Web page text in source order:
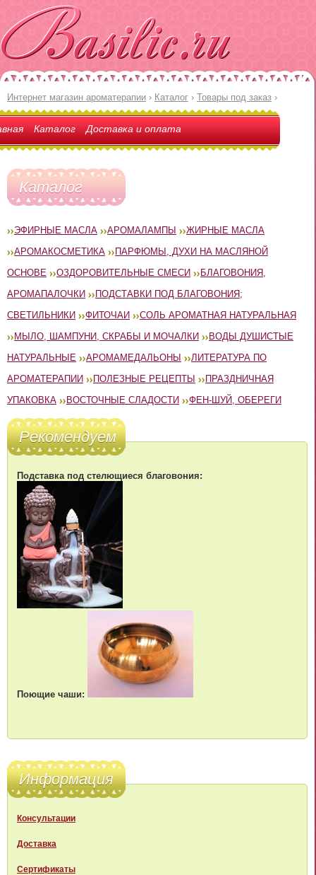
Интернет магазин ароматерапии › Каталог › Товары под заказ ›
Каталог Доставка и оплата
Каталог
ЭФИРНЫЕ МАСЛА АРОМАЛАМПЫ
ЖИРНЫЕ МАСЛА
АРОМАКОСМЕТИКА
ПАРФЮМЫ, ДУХИ НА МАСЛЯНОЙ
ОСНОВЕ
ОЗДОРОВИТЕЛЬНЫЕ СМЕСИ
БЛАГОВОНИЯ,
АРОМАПАЛОЧКИ
ПОДСТАВКИ ПОД БЛАГОВОНИЯ;
СВЕТИЛЬНИКИ
ФИТОЧАИ
СОЛЬ АРОМАТНАЯ НАТУРАЛЬНАЯ
МЫЛО, ШАМПУНИ, СКРАБЫ И МОЧАЛКИ
ВОДЫ ДУШИСТЫЕ
НАТУРАЛЬНЫЕ
АРОМАМЕДАЛЬОНЫ
ЛИТЕРАТУРА ПО
АРОМАТЕРАПИИ
ПОЛЕЗНЫЕ РЕЦЕПТЫ
ПРАЗДНИЧНАЯ
УПАКОВКА
ВОСТОЧНЫЕ СЛАДОСТИ ФЕН-ШУЙ, ОБЕРЕГИ
Рекомендуем
Подставка под стелющиеся благовония:
Поющие чаши:
Информация
Консультации
Доставка
Сертификаты